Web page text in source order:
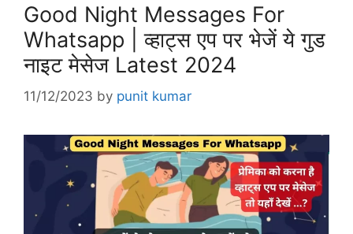
Good Night Messages For
Whatsapp | व्हाट्स एप पर भेजें ये गुड
नाइट मेसेज Latest 2024
11/12/2023 by punit kumar